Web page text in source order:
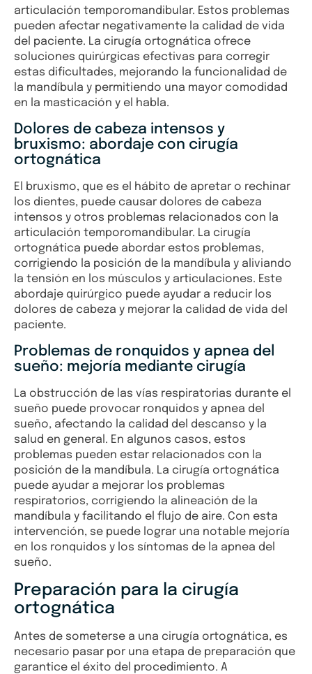
articulación temporomandibular. Estos problemas
pueden afectar negativamente la calidad de vida
del paciente. La cirugía ortognática ofrece
soluciones quirúrgicas efectivas para corregir
estas dificultades, mejorando la funcionalidad de
la mandíbula y permitiendo una mayor comodidad
en la masticación y el habla.
Dolores de cabeza intensos y
bruxismo: abordaje con cirugía
ortognática
El bruxismo, que es el hábito de apretar o rechinar
los dientes, puede causar dolores de cabeza
intensos y otros problemas relacionados con la
articulación temporomandibular. La cirugía
ortognática puede abordar estos problemas,
corrigiendo la posición de la mandíbula y aliviando
la tensión en los músculos y articulaciones. Este
abordaje quirúrgico puede ayudar a reducir los
dolores de cabeza y mejorar la calidad de vida del
paciente.
Problemas de ronquidos y apnea del
sueño: mejoría mediante cirugía
La obstrucción de las vías respiratorias durante el
sueño puede provocar ronquidos y apnea del
sueño, afectando la calidad del descanso y la
salud en general. En algunos casos, estos
problemas pueden estar relacionados con la
posición de la mandíbula. La cirugía ortognática
puede ayudar a mejorar los problemas
respiratorios, corrigiendo la alineación de la
mandíbula y facilitando el flujo de aire. Con esta
intervención, se puede lograr una notable mejoría
en los ronquidos y los síntomas de la apnea del
sueño.
Preparación para la cirugía
ortognática
Antes de someterse a una cirugía ortognática, es
necesario pasar por una etapa de preparación que
garantice el éxito del procedimiento. A